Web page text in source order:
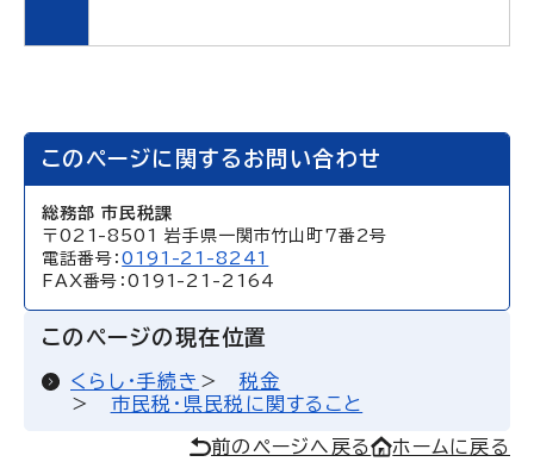
このページに関するお問い合わせ
総務部 市民税課
〒021-8501 岩手県一関市竹山町7番2号
電話番号：0191-21-8241
FAX番号：0191-21-2164
このページの現在位置
くらし・手続き
税金
市民税・県民税に関すること
前のページへ戻る ホームに戻る